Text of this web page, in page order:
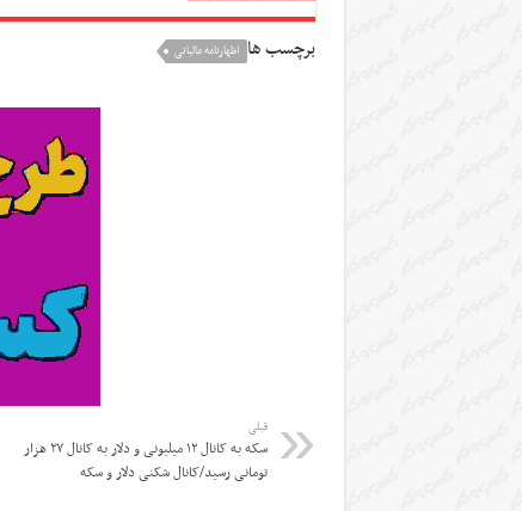
برچسب ها اظهارنامه مالیاتی
قبلی
سکه به کانال ۱۲ میلیونی و دلار به کانال ۲۷ هزار
تومانی رسید/کانال شکنی دلار و سکه